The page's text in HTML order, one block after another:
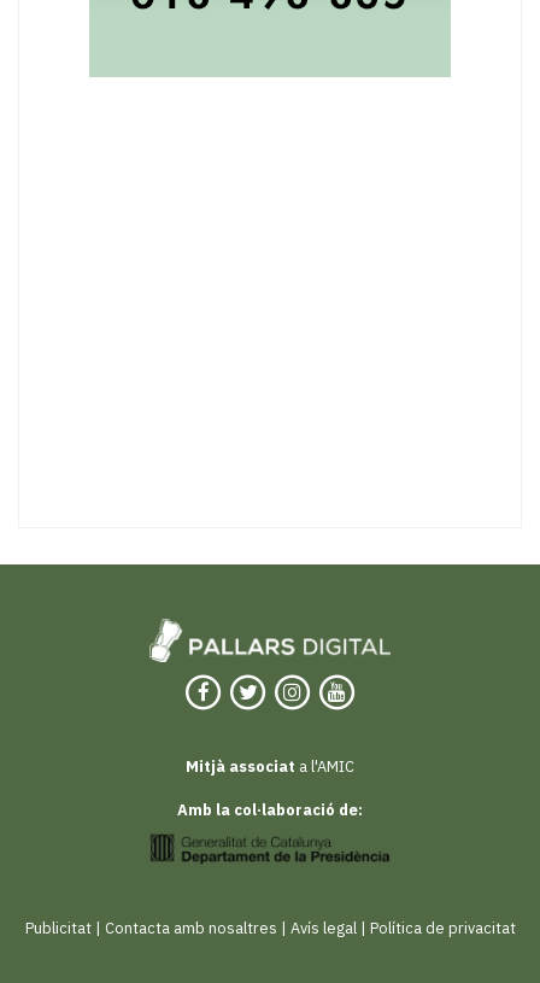
Mitjà associat a l'AMIC
Amb la col·laboració de:
Publicitat| Contacta amb nosaltres | Avís legal| Política de privacitat